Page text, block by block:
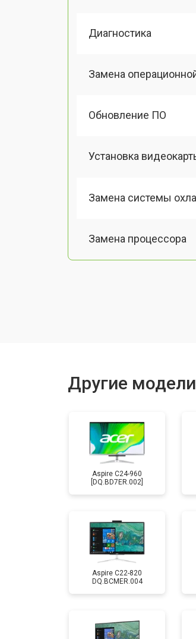
Диагностика
Замена
Обновление ПО
Установка
Замена системы
Замена процессора
Другие
Aspire C24-960
[DQ.BD7ER.002]
Aspire C22-820
DQ.BCMER.004